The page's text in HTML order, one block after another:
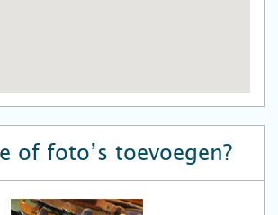
of foto’s toevoegen?